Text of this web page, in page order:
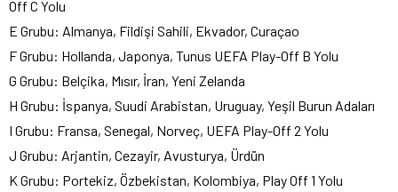
Off C Yolu
E Grubu: Almanya, Fildişi Sahili, Ekvador, Curaçao
F Grubu: Hollanda, Japonya, Tunus UEFA Play-Off B Yolu
G Grubu: Belçika, Mısır, İran, Yeni Zelanda
H Grubu: İspanya, Suudi Arabistan, Uruguay, Yeşil Burun Adaları
I Grubu: Fransa, Senegal, Norveç, UEFA Play-Off 2 Yolu
J Grubu: Arjantin, Cezayir, Avusturya, Ürdün
K Grubu: Portekiz, Özbekistan, Kolombiya, Play Off 1 Yolu